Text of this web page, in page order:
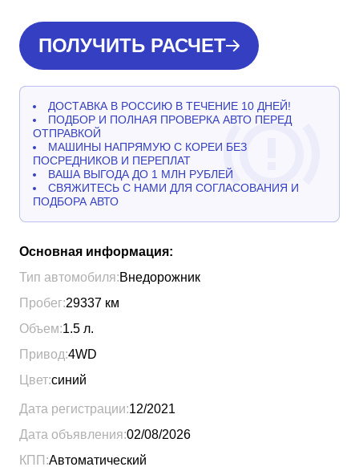
ПОЛУЧИТЬ РАСЧЕТ
ДОСТАВКА В РОССИЮ В ТЕЧЕНИЕ 10 ДНЕЙ!
ПОДБОР И ПОЛНАЯ ПРОВЕРКА АВТО ПЕРЕД
ОТПРАВКОЙ
МАШИНЫ НАПРЯМУЮ С КОРЕИ БЕЗ
ПОСРЕДНИКОВ И ПЕРЕПЛАТ
ВАША ВЫГОДА ДО 1 МЛН РУБЛЕЙ
СВЯЖИТЕСЬ С НАМИ ДЛЯ СОГЛАСОВАНИЯ И
ПОДБОРА АВТО
Основная информация:
Тип автомобиля:Внедорожник
Пробег:29337 км
Объем:1.5 л.
Привод:4WD
Цвет:синий
Дата регистрации:12/2021
Дата объявления:02/08/2026
КПП:Автоматический